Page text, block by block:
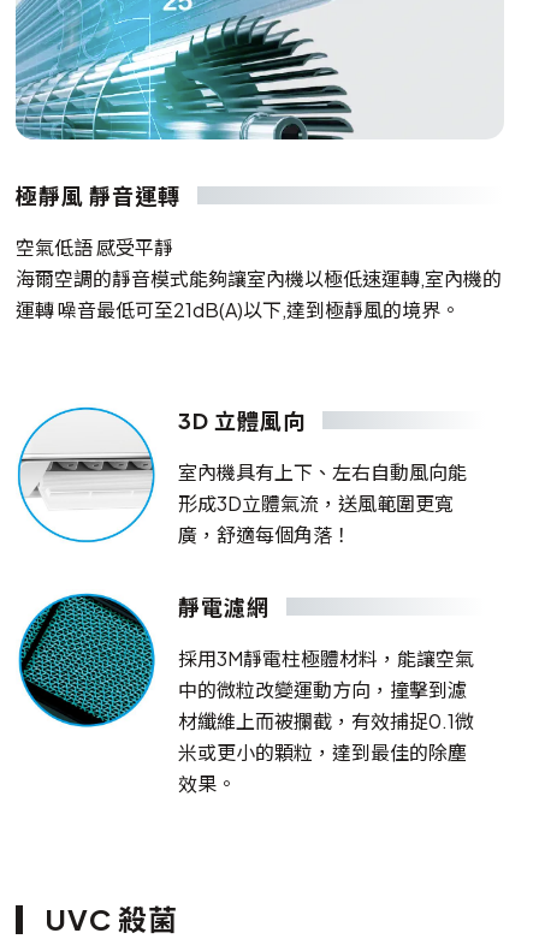
極靜風 靜音運轉
空氣低語 感受平靜
海爾空調的靜音模式能夠讓室內機以極低速運轉,室內機的
運轉 噪音最低可至21dB(A)以下,達到極靜風的境界。
3D 立體風向
室內機具有上下、左右自動風向能
形成3D立體氣流，送風範圍更寬
廣，舒適每個角落！
靜電濾網
採用3M靜電柱極體材料，能讓空氣
中的微粒改變運動方向，撞擊到濾
材纖維上而被攔截，有效捕捉0.1微
米或更小的顆粒，達到最佳的除塵
效果。
UVC 殺菌